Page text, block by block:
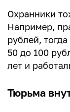
Охранники
Например,
рублей,
50 до 100
лет и
Тюрьма